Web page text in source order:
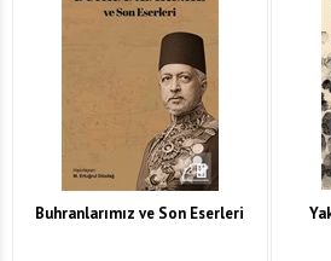
Buhranlarımız ve Son Eserleri